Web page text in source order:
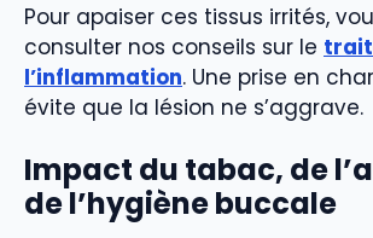
Pour apaiser ces tissus irrités,
consulter nos conseils sur le
l’inflammation. Une prise en
évite que la lésion ne s’aggrave.
Impact du tabac, de
de l’hygiène buccale